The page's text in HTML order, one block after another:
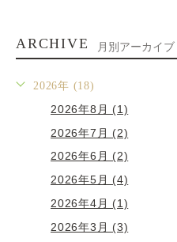
ARCHIVE 月別アーカイブ
2026年 (18)
2026年8月 (1)
2026年7月 (2)
2026年6月 (2)
2026年5月 (4)
2026年4月 (1)
2026年3月 (3)